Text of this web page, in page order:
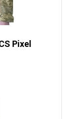
Pixel